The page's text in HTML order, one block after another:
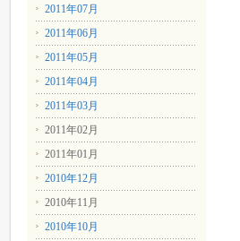
2011年07月
2011年06月
2011年05月
2011年04月
2011年03月
2011年02月
2011年01月
2010年12月
2010年11月
2010年10月